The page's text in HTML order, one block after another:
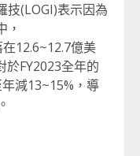
技(LOGI)表示因為
，
12.6~12.7億美
於FY2023全年的
減13~15%，導